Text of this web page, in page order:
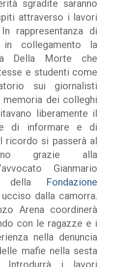
sgradite saranno
attraverso i lavori
rappresentanza di
collegamento la
Della Morte che
e studenti come
sui giornalisti
dei colleghi
liberamente il
di informare e di
ricordo si passerà al
grazie alla
Gianmario
dellaFondazione
dalla camorra.
Arena coordinerà
con le ragazze e i
nella denuncia
mafie nella sesta
Introdurrà i lavori